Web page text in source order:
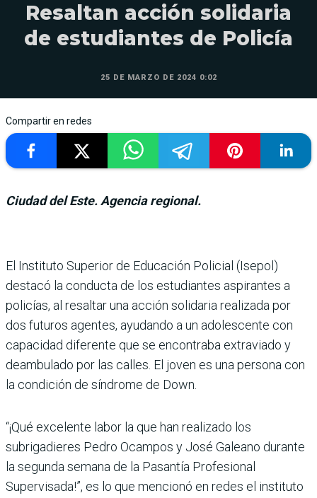
Resaltan acción solidaria
de estudiantes de Policía
25 DE MARZO DE 2024 0:02
Compartir en redes
Ciudad del Este. Agencia regional.
El Instituto Superior de Educación Policial (Isepol)
destacó la conducta de los estudiantes aspirantes a
policías, al resaltar una acción solidaria realizada por
dos futuros agentes, ayudando a un adolescente con
capacidad diferente que se encontraba extraviado y
deambulado por las calles. El joven es una persona con
la condición de síndrome de Down.
“¡Qué excelente labor la que han realizado los
subrigadieres Pedro Ocampos y José Galeano durante
la segunda semana de la Pasantía Profesional
Supervisada!”, es lo que mencionó en redes el instituto